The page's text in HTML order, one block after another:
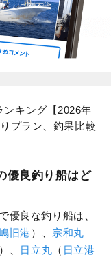
ンキング【2026年
プラン、釣果比較
優良釣り船はど
優良な釣り船は、
旧港 ）、 宗和丸
）、 日立丸 （ 日立港